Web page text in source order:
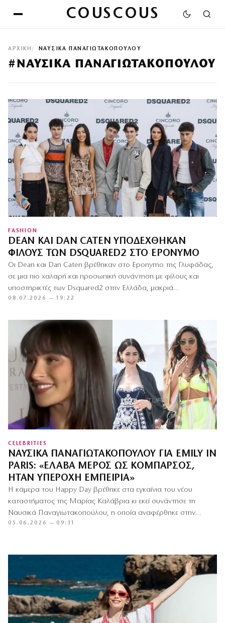
COUSCOUS
ΑΡΧΙΚΉ ΝΑΥΣΙΚΑ ΠΑΝΑΓΙΩΤΑΚΟΠΟΥΛΟΥ
#ΝΑΥΣΙΚΑ ΠΑΝΑΓΙΩΤΑΚΟΠΟΥΛΟΥ
FASHION
DEAN ΚΑΙ DAN CATEN ΥΠΟΔΈΧΘΗΚΑΝ
ΦΊΛΟΥΣ ΤΩΝ DSQUARED2 ΣΤΟ EPONYMO
Οι Dean και Dan Caten βρέθηκαν στο Eponymo της Γλυφάδας,
σε μια πιο χαλαρή και προσωπική συνάντηση με φίλους και
υποστηρικτές των Dsquared2 στην Ελλάδα, μακριά…
08.07.2026 — 19:22
CELEBRITIES
ΝΑΥΣΙΚΆ ΠΑΝΑΓΙΩΤΑΚΟΠΟΎΛΟΥ ΓΙΑ EMILY IN
PARIS: «ΈΛΑΒΑ ΜΈΡΟΣ ΩΣ ΚΟΜΠΆΡΣΟΣ,
ΉΤΑΝ ΥΠΈΡΟΧΗ ΕΜΠΕΙΡΊΑ»
Η κάμερα του Happy Day βρέθηκε στα εγκαίνια του νέου
καταστήματος της Μαρίας Καλάβρια κι εκεί συνάντησε τη
Ναυσικά Παναγιωτακοπούλου, η οποία αναφέρθηκε στην
εμπειρία της…
05.06.2026 — 09:31